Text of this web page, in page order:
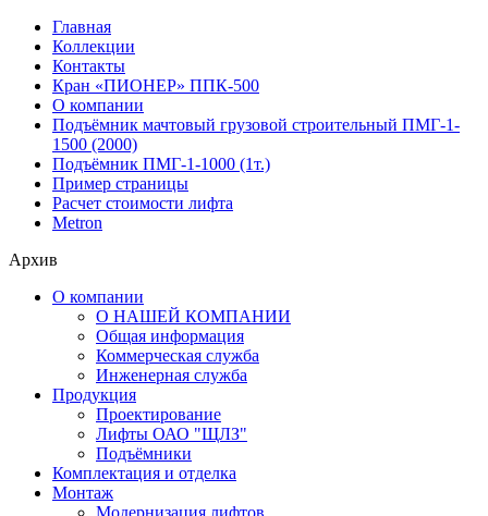
Главная
Коллекции
Контакты
Кран «ПИОНЕР» ППК-500
О компании
Подъёмник мачтовый грузовой строительный ПМГ-1-
1500 (2000)
Подъёмник ПМГ-1-1000 (1т.)
Пример страницы
Расчет стоимости лифта
Metron
Архив
О компании
О НАШЕЙ КОМПАНИИ
Общая информация
Коммерческая служба
Инженерная служба
Продукция
Проектирование
Лифты ОАО "ЩЛЗ"
Подъёмники
Комплектация и отделка
Монтаж
Модернизация лифтов